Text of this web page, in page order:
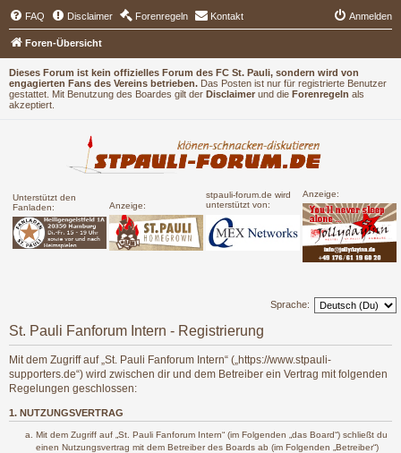
Dieses Forum ist kein offizielles Forum des FC St. Pauli, sondern wird von
engagierten Fans des Vereins betrieben. Das Posten ist nur für registrierte Benutzer
gestattet. Mit Benutzung des Boardes gilt der Disclaimer und die Forenregeln als
akzeptiert.
Unterstützt den
Fanladen:
Anzeige:
stpauli-forum.de wird
unterstützt von:
Anzeige:
FAQ Disclaimer Forenregeln Kontakt Anmelden
Foren-Übersicht
Sprache:
St. Pauli Fanforum Intern - Registrierung
Mit dem Zugriff auf „St. Pauli Fanforum Intern“ („https://www.stpauli-
supporters.de“) wird zwischen dir und dem Betreiber ein Vertrag mit folgenden
Regelungen geschlossen:
1. NUTZUNGSVERTRAG
Mit dem Zugriff auf „St. Pauli Fanforum Intern“ (im Folgenden „das Board“) schließt du
einen Nutzungsvertrag mit dem Betreiber des Boards ab (im Folgenden „Betreiber“)